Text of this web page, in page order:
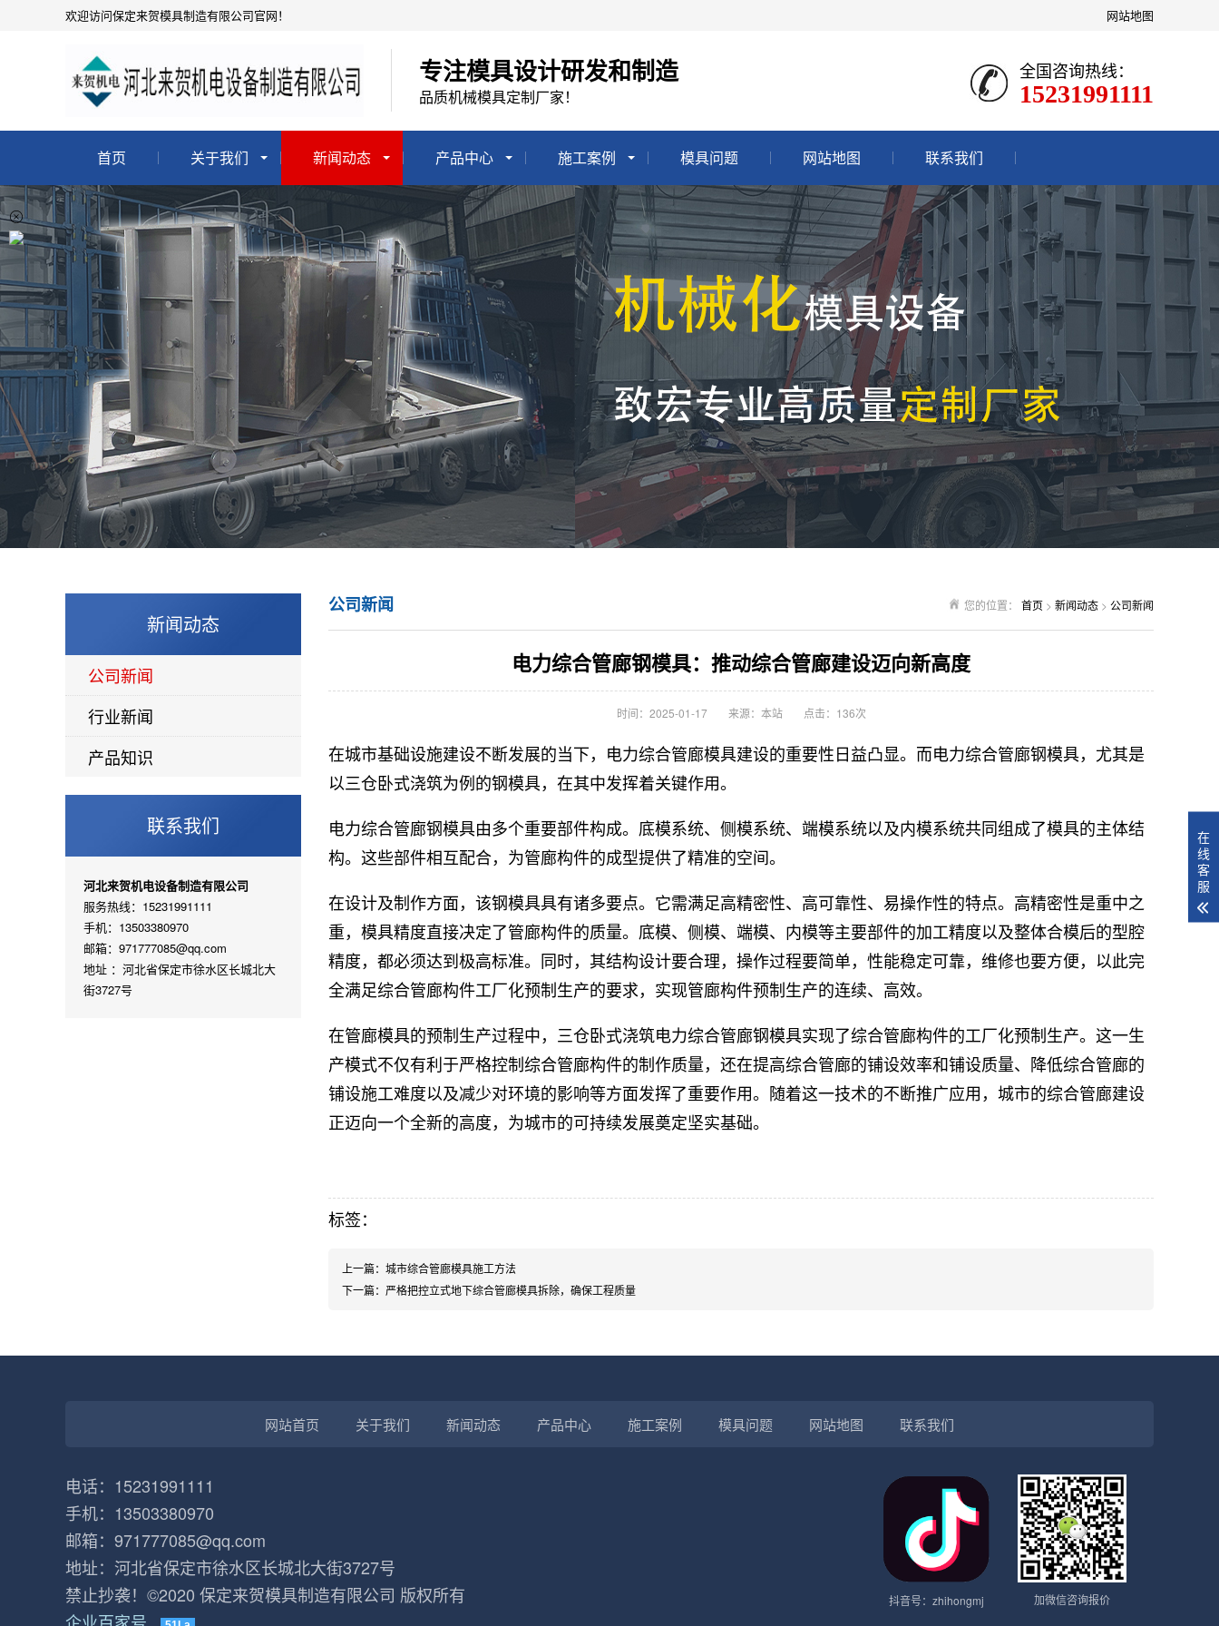
网站地图
欢迎访问保定来贺模具制造有限公司官网！
专注模具设计研发和制造
品质机械模具定制厂家！
全国咨询热线：
15231991111
首页 关于我们 新闻动态 产品中心 施工案例 模具问题 网站地图 联系我们
新闻动态
公司新闻
行业新闻
产品知识
联系我们
河北来贺机电设备制造有限公司
服务热线：15231991111
手机：13503380970
邮箱：971777085@qq.com
地址 ：河北省保定市徐水区长城北大
街3727号
您的位置： 首页 > 新闻动态 > 公司新闻
公司新闻
电力综合管廊钢模具：推动综合管廊建设迈向新高度
时间：2025-01-17 来源：本站 点击：136次
在城市基础设施建设不断发展的当下， 电力综合管廊模具建设的重要性日益凸显。而电力综合管廊钢模具，尤其是
以三仓卧式浇筑为例的钢模具，在其中发挥着关键作用。
电力综合管廊钢模具由多个重要部件构成。底模系统、侧模系统、端模系统以及内模系统共同组成了模具的主体结
构。这些部件相互配合，为管廊构件的成型提供了精准的空间。
在设计及制作方面，该钢模具具有诸多要点。它需满足高精密性、高可靠性、易操作性的特点。高精密性是重中之
重，模具精度直接决定了管廊构件的质量。底模、侧模、端模、内模等主要部件的加工精度以及整体合模后的型腔
精度，都必须达到极高标准。同时，其结构设计要合理，操作过程要简单，性能稳定可靠，维修也要方便，以此完
全满足综合管廊构件工厂化预制生产的要求，实现管廊构件预制生产的连续、高效。
在管廊模具的预制生产过程中，三仓卧式浇筑电力综合管廊钢模具实现了综合管廊构件的工厂化预制生产。这一生
产模式不仅有利于严格控制综合管廊构件的制作质量，还在提高综合管廊的铺设效率和铺设质量、降低综合管廊的
铺设施工难度以及减少对环境的影响等方面发挥了重要作用。随着这一技术的不断推广应用，城市的综合管廊建设
正迈向一个全新的高度，为城市的可持续发展奠定坚实基础。
标签：
上一篇： 城市综合管廊模具施工方法
下一篇： 严格把控立式地下综合管廊模具拆除，确保工程质量
网站首页 关于我们 新闻动态 产品中心 施工案例 模具问题 网站地图 联系我们
加微信咨询报价
抖音号：zhihongmj
电话：15231991111
手机：13503380970
邮箱：971777085@qq.com
地址：河北省保定市徐水区长城北大街3727号
禁止抄袭！©2020 保定来贺模具制造有限公司 版权所有
在
线
客
服